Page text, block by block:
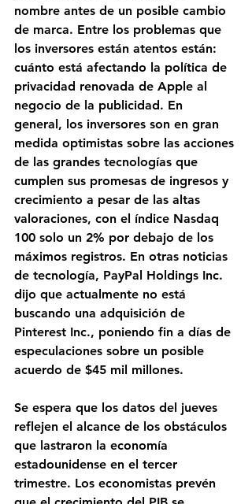
nombre antes de un posible cambio
de marca. Entre los problemas que
los inversores están atentos están:
cuánto está afectando la política de
privacidad renovada de Apple al
negocio de la publicidad. En
general, los inversores son en gran
medida optimistas sobre las acciones
de las grandes tecnologías que
cumplen sus promesas de ingresos y
crecimiento a pesar de las altas
valoraciones, con el índice Nasdaq
100 solo un 2% por debajo de los
máximos registros. En otras noticias
de tecnología, PayPal Holdings Inc.
dijo que actualmente no está
buscando una adquisición de
Pinterest Inc., poniendo fin a días de
especulaciones sobre un posible
acuerdo de $45 mil millones.
Se espera que los datos del jueves
reflejen el alcance de los obstáculos
que lastraron la economía
estadounidense en el tercer
trimestre. Los economistas prevén